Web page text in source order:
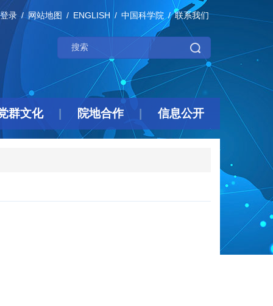
录 网站地图 ENGLISH 中国科学院 联系我们
群文化 院地合作 信息公开